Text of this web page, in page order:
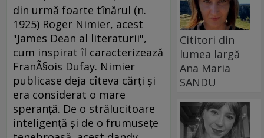
din urmă foarte tînărul (n.
1925) Roger Nimier, acest
"James Dean al literaturii",
cum inspirat îl caracterizează
FranÃ§ois Dufay. Nimier
publicase deja cîteva cărţi şi
era considerat o mare
speranţă. De o strălucitoare
inteligenţă şi de o frumuseţe
Cititori din
lumea largă
Ana Maria
SANDU